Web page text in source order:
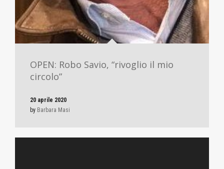
OPEN: Robo Savio, “rivoglio il mio
circolo”
20 aprile 2020
by Barbara Masi